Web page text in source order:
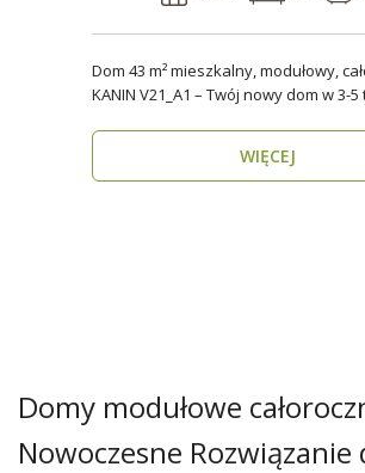
Dom 43 m² mieszkalny, modułowy,
KANIN V21_A1 – Twój nowy dom w 3-
WIĘCEJ
Domy modułowe
Nowoczesne Rozwiązanie